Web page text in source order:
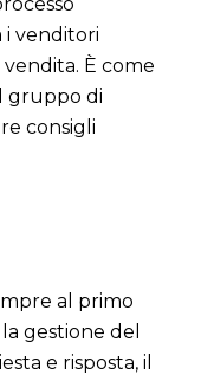
i venditori
È come
gruppo di
consigli
al primo
gestione del
e risposta, il